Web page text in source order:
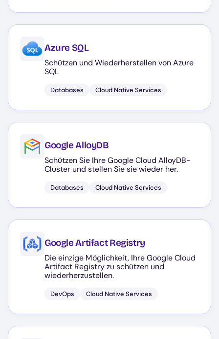
Azure SQL
Schützen und Wiederherstellen von Azure
SQL
Databases Cloud Native Services
Google AlloyDB
Schützen Sie Ihre Google Cloud AlloyDB-
Cluster und stellen Sie sie wieder her.
Databases Cloud Native Services
Google Artifact Registry
Die einzige Möglichkeit, Ihre Google Cloud
Artifact Registry zu schützen und
wiederherzustellen.
DevOps Cloud Native Services